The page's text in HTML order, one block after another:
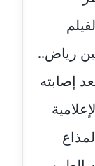
رياض..
إصابته